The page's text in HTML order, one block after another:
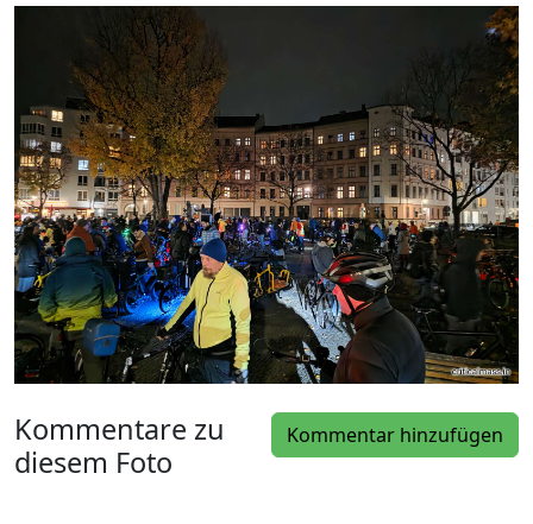
Kommentar hinzufügen
Kommentare zu
diesem Foto